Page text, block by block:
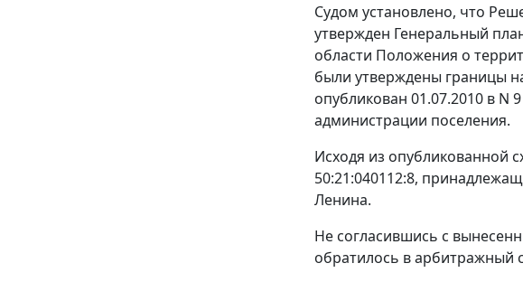
Судом установлено, что
утвержден Генеральный
области Положения о
были утверждены границы
опубликован 01.07.2010 в
администрации поселения.
Исходя из опубликованной
50:21:040112:8,
Ленина.
Не согласившись с
обратилось в арбитражный